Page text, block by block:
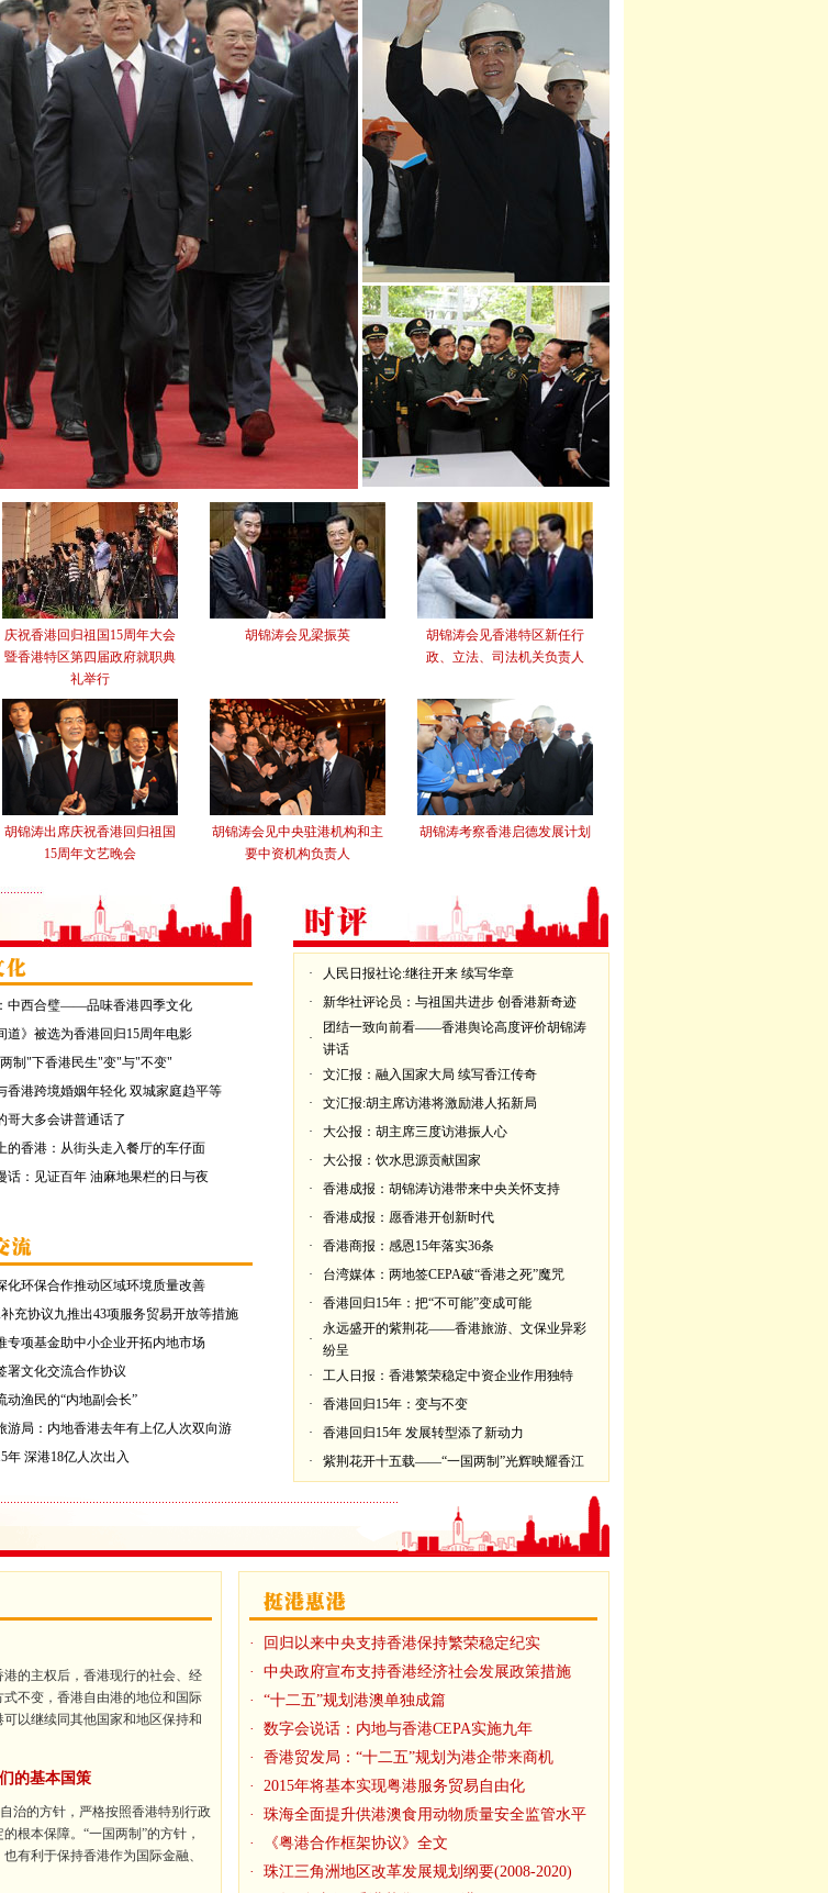
庆祝香港回归祖国15周年大会
暨香港特区第四届政府就职典
礼举行
胡锦涛会见梁振英
胡锦涛会见香港特区新任行
政、立法、司法机关负责人
胡锦涛出席庆祝香港回归祖国
15周年文艺晚会
胡锦涛会见中央驻港机构和主
要中资机构负责人
胡锦涛考察香港启德发展计划
中西合璧——品味香港四季文化
道》被选为香港回归15周年电影
制"下香港民生"变"与"不变"
香港跨境婚姻年轻化 双城家庭趋平等
哥大多会讲普通话了
的香港：从街头走入餐厅的车仔面
话：见证百年 油麻地果栏的日与夜
化环保合作推动区域环境质量改善
补充协议九推出43项服务贸易开放等措施
专项基金助中小企业开拓内地市场
署文化交流合作协议
动渔民的“内地副会长”
游局：内地香港去年有上亿人次双向游
年 深港18亿人次出入
·
人民日报社论:继往开来 续写华章
·
新华社评论员：与祖国共进步 创香港新奇迹
·
团结一致向前看——香港舆论高度评价胡锦涛
讲话
·
文汇报：融入国家大局 续写香江传奇
·
文汇报:胡主席访港将激励港人拓新局
·
大公报：胡主席三度访港振人心
·
大公报：饮水思源贡献国家
·
香港成报：胡锦涛访港带来中央关怀支持
·
香港成报：愿香港开创新时代
·
香港商报：感恩15年落实36条
·
台湾媒体：两地签CEPA破“香港之死”魔咒
·
香港回归15年：把“不可能”变成可能
·
永远盛开的紫荆花——香港旅游、文保业异彩
纷呈
·
工人日报：香港繁荣稳定中资企业作用独特
·
香港回归15年：变与不变
·
香港回归15年 发展转型添了新动力
·
紫荆花开十五载——“一国两制”光辉映耀香江
的主权后，香港现行的社会、经
不变，香港自由港的地位和国际
以继续同其他国家和地区保持和
的基本国策
治的方针，严格按照香港特别行政
根本保障。“一国两制”的方针，
有利于保持香港作为国际金融、
·
回归以来中央支持香港保持繁荣稳定纪实
·
中央政府宣布支持香港经济社会发展政策措施
·
“十二五”规划港澳单独成篇
·
数字会说话：内地与香港CEPA实施九年
·
香港贸发局：“十二五”规划为港企带来商机
·
2015年将基本实现粤港服务贸易自由化
·
珠海全面提升供港澳食用动物质量安全监管水平
·
《粤港合作框架协议》全文
·
珠江三角洲地区改革发展规划纲要(2008-2020)